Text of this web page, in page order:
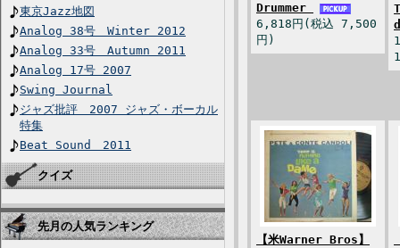
東京Jazz地図
Analog 38号 Winter 2012
Analog 33号 Autumn 2011
Analog 17号 2007
Swing Journal
ジャズ批評 2007 ジャズ・ボーカル
特集
Beat Sound 2011
クイズ
先月の人気ランキング
Drummer
6,818円(税込 7,500
円)
【米Warner Bros】